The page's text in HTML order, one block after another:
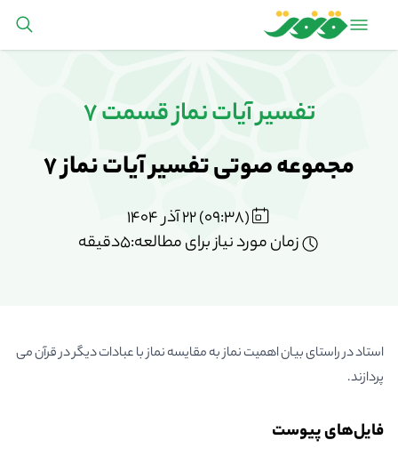
تفسیر آیات نماز قسمت 7
مجموعه صوتی تفسیر آیات نماز 7
(09:38) 22 آذر 1404
زمان مورد نیاز برای مطالعه:5دقیقه
استاد در راستای بیان اهمیت نماز به مقایسه نماز با عبادات دیگر در قرآن می
پردازند.
فایل‌های پیوست